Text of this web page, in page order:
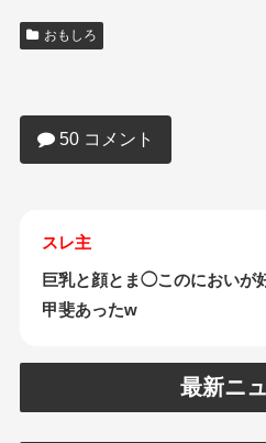
おもしろ
すぎワロタ
50 コメント
スレ主
巨乳と顔とま◯このにおいが
甲斐あったw
最新ニ